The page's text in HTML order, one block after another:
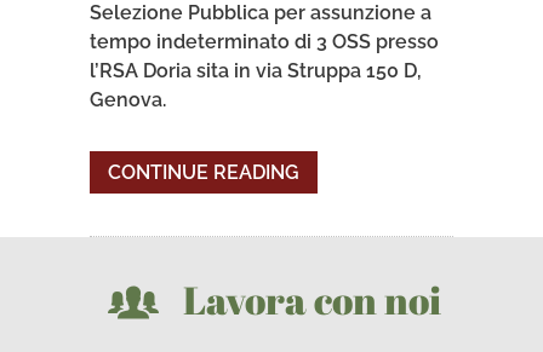
Selezione Pubblica per assunzione a
tempo indeterminato di 3 OSS presso
l’RSA Doria sita in via Struppa 150 D,
Genova.
CONTINUE READING
Lavora con noi